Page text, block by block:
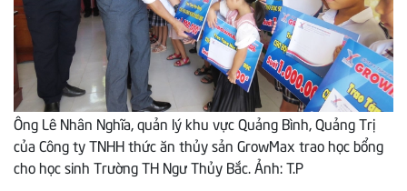
Ông Lê Nhân Nghĩa, quản lý khu vực Quảng Bình, Quảng Trị
của Công ty TNHH thức ăn thủy sản GrowMax trao học bổng
cho học sinh Trường TH Ngư Thủy Bắc. Ảnh: T.P